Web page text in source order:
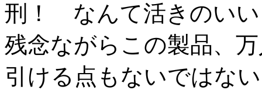
刑！ なんて活きのい
残念ながらこの製品、
引ける点もないではな